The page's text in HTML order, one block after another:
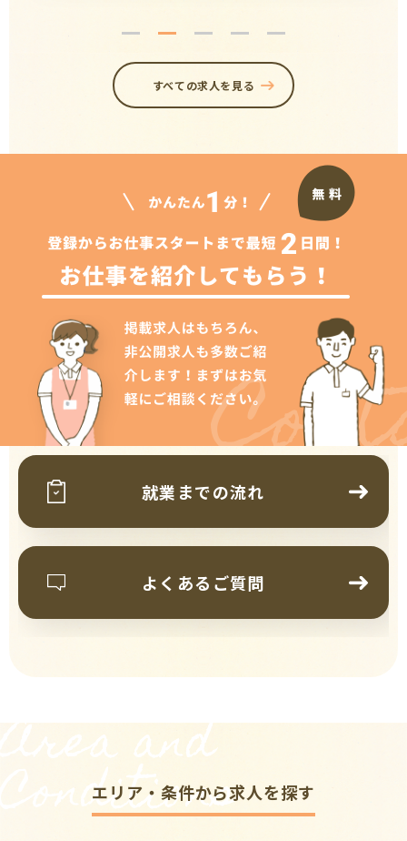
すべての求人を見る
就業までの流れ
よくあるご質問
Area and
Conditions
エリア・条件から求人を探す